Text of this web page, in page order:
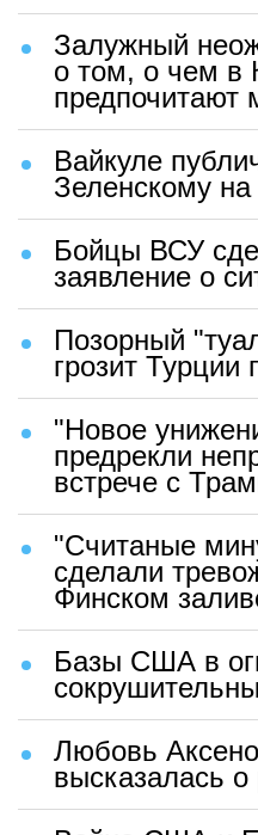
Залужный
о том, о чем в
предпочитают
Вайкуле
Зеленскому
Бойцы ВСУ
заявление о
Позорный
грозит Турции
"Новое
предрекли
встрече с
"Считаные
сделали
Финском
Базы США в
Любовь
высказалась